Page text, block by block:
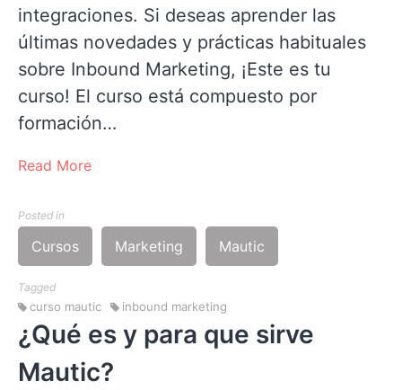
integraciones. Si deseas aprender las
últimas novedades y prácticas habituales
sobre Inbound Marketing, ¡Este es tu
curso! El curso está compuesto por
formación…
Read More
Posted in
Cursos Marketing Mautic
Tagged
curso mautic inbound marketing
¿Qué es y para que sirve
Mautic?